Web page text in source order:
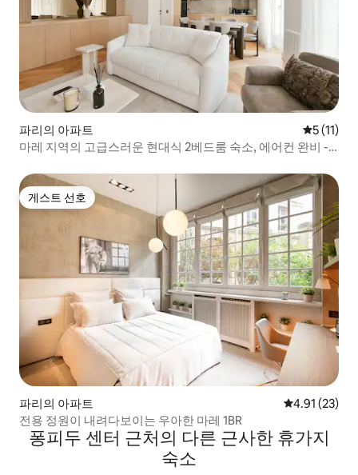
파리의 아파트 평점 5점
5 (11)
마레 지역의 고급스러운 현대식 2베드룸 숙소, 에어컨 완비 -
게스트 선호
게스트 선호
파리의 아파트 평점 4.91점
4.91 (23)
전용 정원이 내려다보이는 우아한 마레 1BR
퐁피두 센터 근처의 다른 근사한 휴가지
숙소